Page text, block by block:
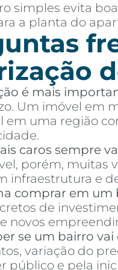
simples evita
a planta do
é mais
Um imóvel em
em uma região
caros sempre
porém, muitas
infraestrutura e
comprar em
de
novos
se um bairro
variação do
público e pela